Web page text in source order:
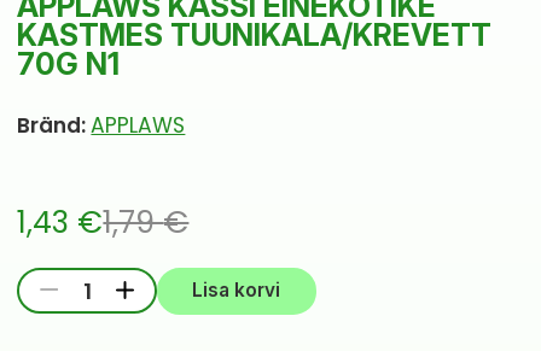
KASTMES TUUNIKALA/KREVETT
70G N1
Bränd:APPLAWS
1,79€
Algne
hind
1,43 €
Current
price
-
APPLAWS
KASSI
+ Lisa korvi